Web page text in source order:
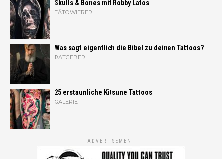
Skulls & Bones mit Robby Latos
TÄTOWIERER
Was sagt eigentlich die Bibel zu deinen Tattoos?
RATGEBER
25 erstaunliche Kitsune Tattoos
GALERIE
ADVERTISEMENT